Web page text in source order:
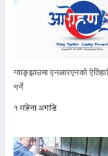
ग्वाङ्झाउमा एनआरएनको
गर्ने
१ महिना अगाडि